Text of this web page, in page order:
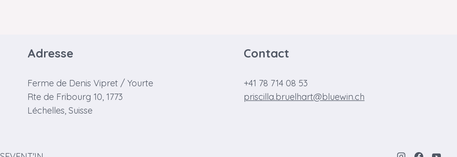
Adresse
Ferme de Denis Vipret / Yourte
Rte de Fribourg 10, 1773
Léchelles, Suisse
Contact
+41 78 714 08 53
priscilla.bruelhart@bluewin.ch